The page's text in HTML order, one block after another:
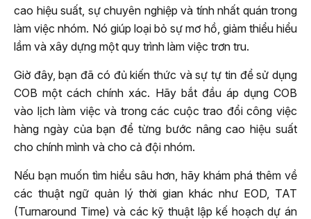
cao hiệu suất, sự chuyên nghiệp và tính nhất quán trong
làm việc nhóm. Nó giúp loại bỏ sự mơ hồ, giảm thiểu hiểu
lầm và xây dựng một quy trình làm việc trơn tru.
Giờ đây, bạn đã có đủ kiến thức và sự tự tin để sử dụng
COB một cách chính xác. Hãy bắt đầu áp dụng COB
vào lịch làm việc và trong các cuộc trao đổi công việc
hàng ngày của bạn để từng bước nâng cao hiệu suất
cho chính mình và cho cả đội nhóm.
Nếu bạn muốn tìm hiểu sâu hơn, hãy khám phá thêm về
các thuật ngữ quản lý thời gian khác như EOD, TAT
(Turnaround Time) và các kỹ thuật lập kế hoạch dự án